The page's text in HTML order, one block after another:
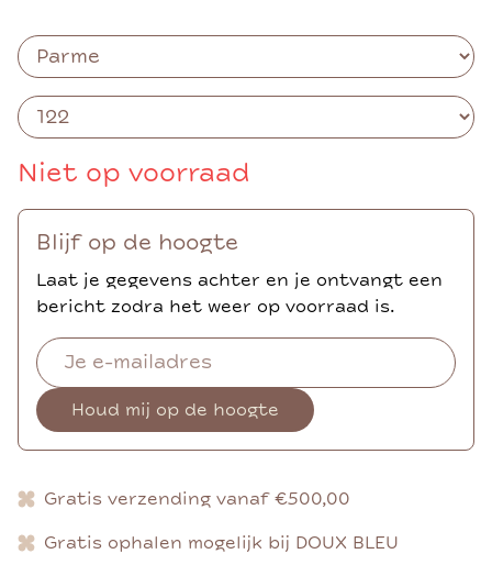
Niet op voorraad
Blijf op de hoogte
Laat je gegevens achter en je ontvangt een
bericht zodra het weer op voorraad is.
Houd mij op de hoogte
Gratis verzending vanaf €500,00
Gratis ophalen mogelijk bij DOUX BLEU